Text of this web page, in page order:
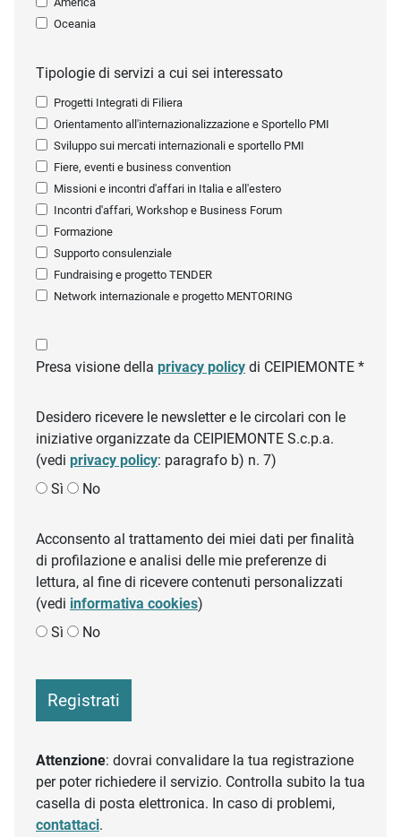
Oceania
Tipologie di servizi a cui sei interessato
Progetti Integrati di Filiera
Orientamento all'internazionalizzazione e Sportello PMI
Sviluppo sui mercati internazionali e sportello PMI
Fiere, eventi e business convention
Missioni e incontri d'affari in Italia e all'estero
Incontri d'affari, Workshop e Business Forum
Formazione
Supporto consulenziale
Fundraising e progetto TENDER
Network internazionale e progetto MENTORING
Presa visione della privacy policy di CEIPIEMONTE *
Desidero ricevere le newsletter e le circolari con le
iniziative organizzate da CEIPIEMONTE S.c.p.a.
(vedi privacy policy: paragrafo b) n. 7)
Sì
No
Acconsento al trattamento dei miei dati per finalità
di profilazione e analisi delle mie preferenze di
lettura, al fine di ricevere contenuti personalizzati
(vedi informativa cookies)
Sì
No
Registrati
Attenzione: dovrai convalidare la tua registrazione
per poter richiedere il servizio. Controlla subito la tua
casella di posta elettronica. In caso di problemi,
contattaci.